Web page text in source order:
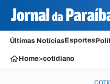
Últimas NotíciasEsportes
Home>cotidiano